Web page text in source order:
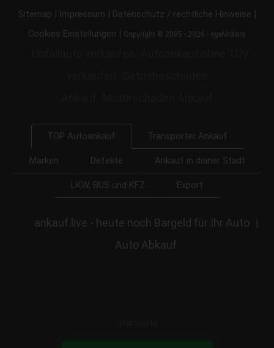
Sitemap | Impressum | Datenschutz / rechtliche Hinweise |
Cookies Einstellungen | Copyright © 2005 - 2026 - egeMotors
TOP Autoankauf Transporter Ankauf
Marken Defekte Ankauf in deiner Stadt
LKW, BUS und KFZ Export
ankauf.live - heute noch Bargeld für Ihr Auto |
Auto Abkauf